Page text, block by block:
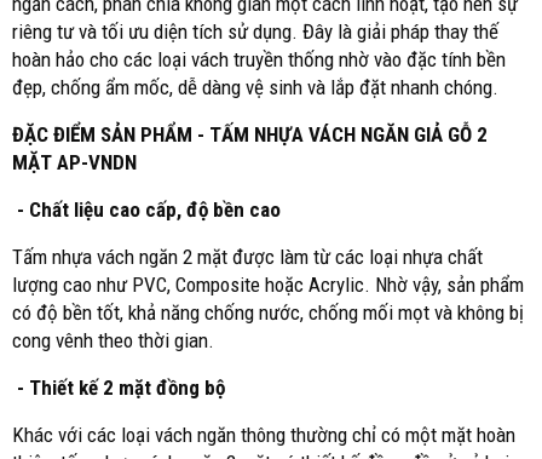
riêng tư và tối ưu diện tích sử dụng. Đây là giải pháp thay thế
hoàn hảo cho các loại vách truyền thống nhờ vào đặc tính bền
đẹp, chống ẩm mốc, dễ dàng vệ sinh và lắp đặt nhanh chóng.
ĐẶC ĐIỂM SẢN PHẨM - TẤM NHỰA VÁCH NGĂN GIẢ GỖ 2
MẶT AP-VNDN
- Chất liệu cao cấp, độ bền cao
Tấm nhựa vách ngăn 2 mặt được làm từ các loại nhựa chất
lượng cao như PVC, Composite hoặc Acrylic. Nhờ vậy, sản phẩm
có độ bền tốt, khả năng chống nước, chống mối mọt và không bị
cong vênh theo thời gian.
- Thiết kế 2 mặt đồng bộ
Khác với các loại vách ngăn thông thường chỉ có một mặt hoàn